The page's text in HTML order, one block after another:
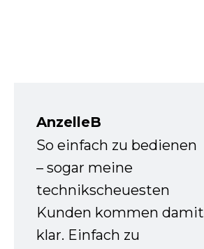
AnzelleB
So einfach zu bedienen
– sogar meine
technikscheuesten
Kunden kommen damit
klar. Einfach zu